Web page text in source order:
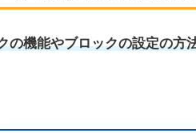
の機能やブロックの設定の方